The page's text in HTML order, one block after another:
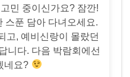
민 중이신가요? 잠깐!
스푼 담아 다녀오세요.
고, 예비신랑이 몰랐던
니다. 다음 박람회에선
네요?